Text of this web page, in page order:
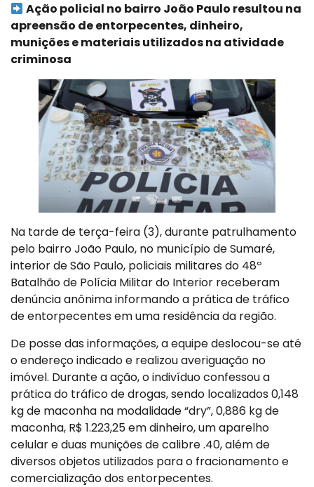
Ação policial no bairro João Paulo resultou na
apreensão de entorpecentes, dinheiro,
munições e materiais utilizados na atividade
criminosa
Na tarde de terça-feira (3), durante patrulhamento
pelo bairro João Paulo, no município de Sumaré,
interior de São Paulo, policiais militares do 48º
Batalhão de Polícia Militar do Interior receberam
denúncia anônima informando a prática de tráfico
de entorpecentes em uma residência da região.
De posse das informações, a equipe deslocou-se até
o endereço indicado e realizou averiguação no
imóvel. Durante a ação, o indivíduo confessou a
prática do tráfico de drogas, sendo localizados 0,148
kg de maconha na modalidade “dry”, 0,886 kg de
maconha, R$ 1.223,25 em dinheiro, um aparelho
celular e duas munições de calibre .40, além de
diversos objetos utilizados para o fracionamento e
comercialização dos entorpecentes.